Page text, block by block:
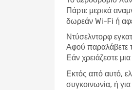
Πάρτε μερικά
δωρεάν Wi-Fi ή
Ντύσελντορφ
Αφού παραλάβετε
Εάν χρειάζεστε
Εκτός από αυτό,
συγκοινωνία, ή